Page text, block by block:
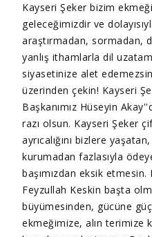
Kayseri Şeker bizim
geleceğimizdir ve
araştırmadan, sormadan,
yanlış ithamlarla dil
siyasetinize alet
üzerinden çekin! Kayseri
Başkanımız Hüseyin
razı olsun. Kayseri Şeker
ayrıcalığını bizlere
kurumadan fazlasıyla
başımızdan eksik etmesin.
Feyzullah Keskin başta
büyümesinden, gücüne
ekmeğimize, alın terimize